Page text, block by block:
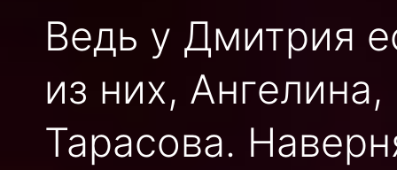
Ведь у Дмитрия
из них,
Тарасова.